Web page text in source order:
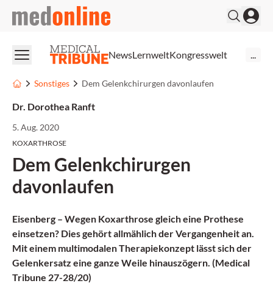
medonline
NewsLernweltKongresswelt
Sonstiges Dem Gelenkchirurgen davonlaufen
Dr. Dorothea Ranft
5. Aug. 2020
KOXARTHROSE
Dem Gelenkchirurgen
davonlaufen
Eisenberg – Wegen Koxarthrose gleich eine Prothese
einsetzen? Dies gehört allmählich der Vergangenheit an.
Mit einem multimodalen Therapiekonzept lässt sich der
Gelenkersatz eine ganze Weile hinauszögern. (Medical
Tribune 27-28/20)